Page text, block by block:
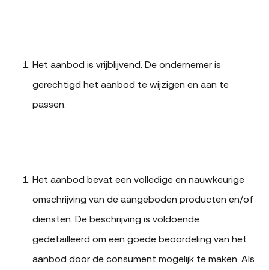
Het aanbod is vrijblijvend. De ondernemer is
gerechtigd het aanbod te wijzigen en aan te
passen.
Het aanbod bevat een volledige en nauwkeurige
omschrijving van de aangeboden producten en/of
diensten. De beschrijving is voldoende
gedetailleerd om een goede beoordeling van het
aanbod door de consument mogelijk te maken. Als